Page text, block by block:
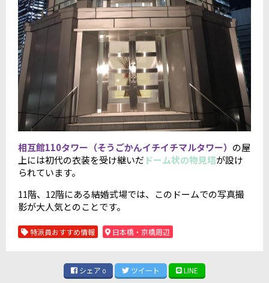
相互館110タワー（そうごかんイチイチマルタワー） の屋
上には初代の衣装を受け継いだ ドーム状の物見塔が設け
られています。
11階、12階にある結婚式場では、このドームでの写真撮
影が大人気とのことです。
特派員おすすめ情報 日本橋・京橋周辺
シェア 0 ツイート LINE